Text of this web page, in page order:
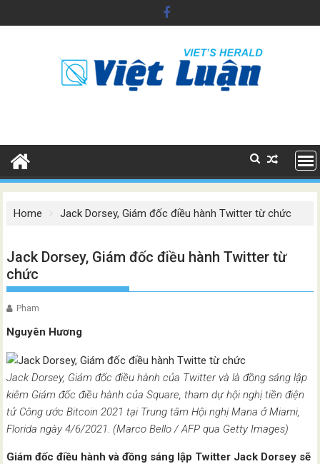
to
Home Jack Dorsey, Giám đốc điều hành Twitter từ chức
Jack Dorsey, Giám đốc điều hành Twitter từ
chức
Pham
Nguyên Hương
Jack Dorsey, Giám đốc điều hành của Twitter và là đồng sáng lập
kiêm Giám đốc điều hành của Square, tham dự hội nghị tiền điện
tử Công ước Bitcoin 2021 tại Trung tâm Hội nghị Mana ở Miami,
Florida ngày 4/6/2021. (Marco Bello / AFP qua Getty Images)
Giám đốc điều hành và đồng sáng lập Twitter Jack Dorsey sẽ